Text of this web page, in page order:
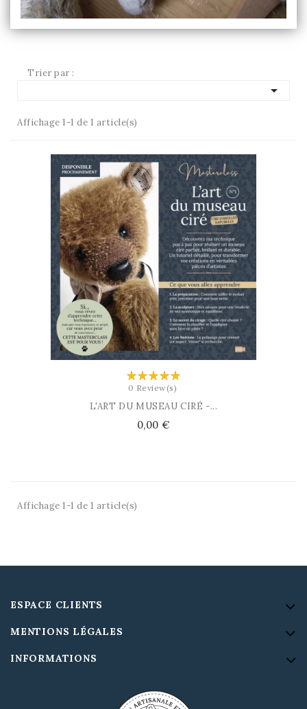
Trier par :

Affichage 1-1 de 1 article(s)
0 Review(s)
L'ART DU MUSEAU CIRÉ -...
Prix
0,00 €
Affichage 1-1 de 1 article(s)
ESPACE CLIENTS
MENTIONS LÉGALES
INFORMATIONS